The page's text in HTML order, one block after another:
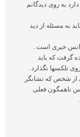
به روی دیدگانم
به مسئله از دید
خبری است .
گرفت که باید
تلکسها نگذارد .
از شخص که نشانگر
ناهمگون فعلی